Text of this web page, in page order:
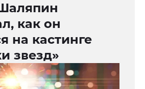
как он
на кастинге
звезд»